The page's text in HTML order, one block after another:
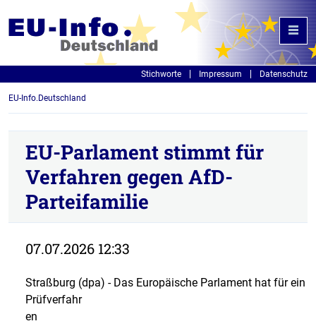
Stichworte Impressum Datenschutz
EU-Info.Deutschland
EU-Parlament stimmt für
Verfahren gegen AfD-
Parteifamilie
07.07.2026 12:33
Straßburg (dpa) - Das Europäische Parlament hat für ein
Prüfverfahr
en